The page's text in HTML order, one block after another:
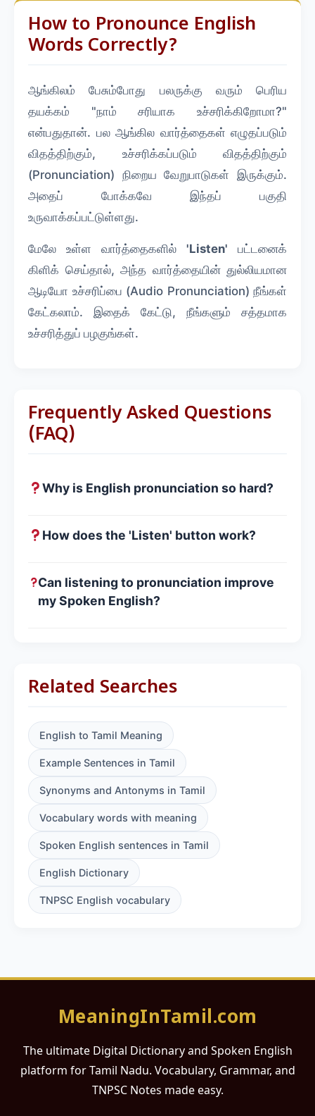
How to Pronounce English
Words Correctly?
ஆங்கிலம் பேசும்போது பலருக்கு வரும் பெரிய
தயக்கம் "நாம் சரியாக உச்சரிக்கிறோமா?"
என்பதுதான். பல ஆங்கில வார்த்தைகள் எழுதப்படும்
விதத்திற்கும், உச்சரிக்கப்படும் விதத்திற்கும்
(Pronunciation) நிறைய வேறுபாடுகள் இருக்கும்.
அதைப் போக்கவே இந்தப் பகுதி
உருவாக்கப்பட்டுள்ளது.
மேலே உள்ள வார்த்தைகளில் 'Listen' பட்டனைக்
கிளிக் செய்தால், அந்த வார்த்தையின் துல்லியமான
ஆடியோ உச்சரிப்பை (Audio Pronunciation) நீங்கள்
கேட்கலாம். இதைக் கேட்டு, நீங்களும் சத்தமாக
உச்சரித்துப் பழகுங்கள்.
Frequently Asked Questions
(FAQ)
Why is English pronunciation so hard?
How does the 'Listen' button work?
Can listening to pronunciation improve
my Spoken English?
Related Searches
English to Tamil Meaning
Example Sentences in Tamil
Synonyms and Antonyms in Tamil
Vocabulary words with meaning
Spoken English sentences in Tamil
English Dictionary
TNPSC English vocabulary
MeaningInTamil.com
The ultimate Digital Dictionary and Spoken English
platform for Tamil Nadu. Vocabulary, Grammar, and
TNPSC Notes made easy.